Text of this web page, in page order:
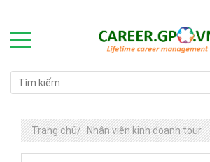
Trang chủ/ Nhân viên kinh doanh tour